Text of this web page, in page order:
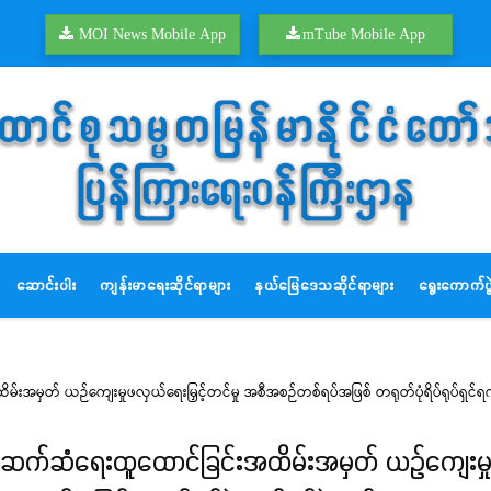
MOI News Mobile App mTube Mobile App
ဆောင်းပါး ကျန်းမာရေးဆိုင်ရာများ နယ်မြေဒေသဆိုင်ရာများ ရွေးကောက်
းအမှတ် ယဉ်ကျေးမှုဖလှယ်ရေးမြှင့်တင်မှု အစီအစဉ်တစ်ရပ်အဖြစ် တရုတ်ပုံရိပ်ရုပ်ရှင်ရ
ဆက်ဆံရေးထူထောင်ခြင်းအထိမ်းအမှတ် ယဉ်ကျေ